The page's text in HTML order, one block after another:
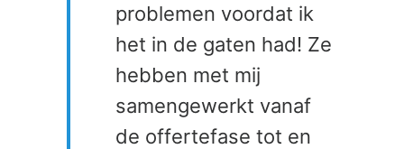
problemen voordat ik
het in de gaten had! Ze
hebben met mij
samengewerkt vanaf
de offertefase tot en